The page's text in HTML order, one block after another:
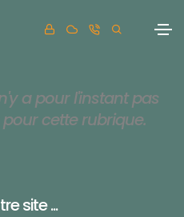
a pour l'instant pas
cette rubrique.
site ...